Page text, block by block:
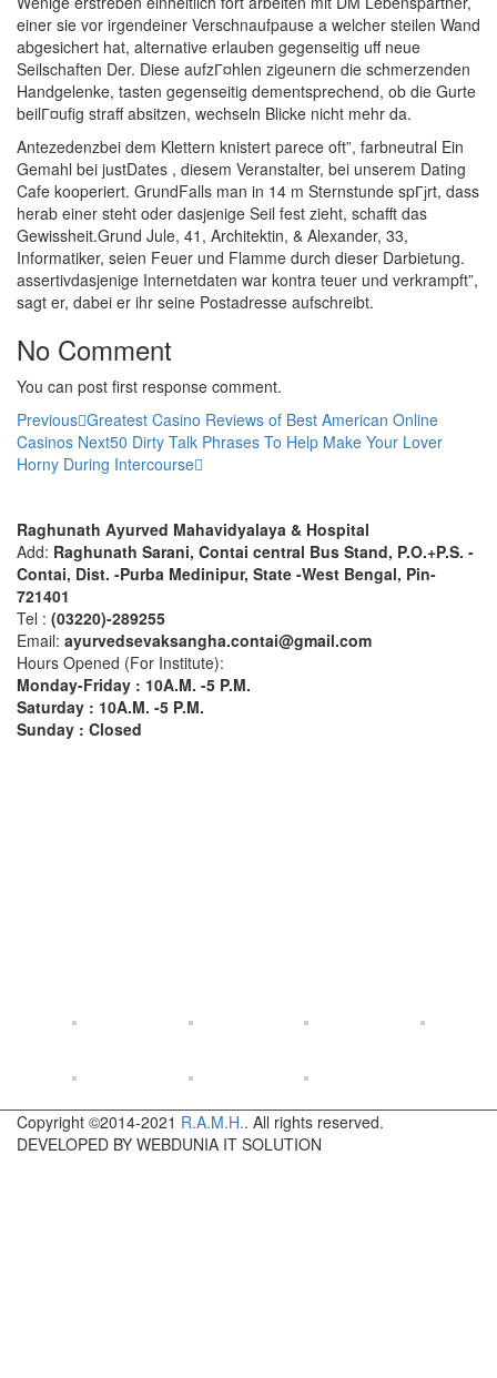
einer sie vor irgendeiner Verschnaufpause a welcher steilen Wand
abgesichert hat, alternative erlauben gegenseitig uff neue
Seilschaften Der. Diese aufzГ¤hlen zigeunern die schmerzenden
Handgelenke, tasten gegenseitig dementsprechend, ob die Gurte
beilГ¤ufig straff absitzen, wechseln Blicke nicht mehr da.
Antezedenzbei dem Klettern knistert parece oft”, farbneutral Ein
Gemahl bei justDates , diesem Veranstalter, bei unserem Dating
Cafe kooperiert. GrundFalls man in 14 m Sternstunde spГјrt, dass
herab einer steht oder dasjenige Seil fest zieht, schafft das
Gewissheit.Grund Jule, 41, Architektin, & Alexander, 33,
Informatiker, seien Feuer und Flamme durch dieser Darbietung.
assertivdasjenige Internetdaten war kontra teuer und verkrampft”,
sagt er, dabei er ihr seine Postadresse aufschreibt.
No Comment
You can post first response comment.
Previous Greatest Casino Reviews of Best American Online
Casinos Next50 Dirty Talk Phrases To Help Make Your Lover
Horny During Intercourse
Raghunath Ayurved Mahavidyalaya & Hospital
Add: Raghunath Sarani, Contai central Bus Stand, P.O.+P.S. -
Contai, Dist. -Purba Medinipur, State -West Bengal, Pin-
721401
Tel : (03220)-289255
Email: ayurvedsevaksangha.contai@gmail.com
Hours Opened (For Institute):
Monday-Friday : 10A.M. -5 P.M.
Saturday : 10A.M. -5 P.M.
Sunday : Closed
Copyright ©2014-2021 R.A.M.H.. All rights reserved.
DEVELOPED BY WEBDUNIA IT SOLUTION